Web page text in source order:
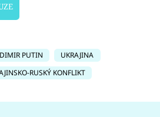
PUTIN
UKRAJINA
RUSKÝ KONFLIKT